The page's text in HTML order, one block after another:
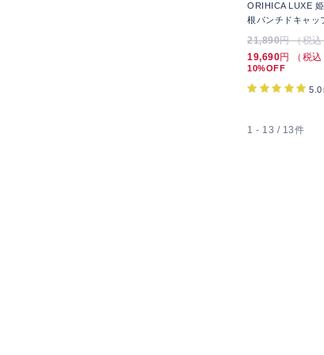
ORIHICA LUXE
根パンチドキャッ
21,890円 （税込
19,690円 （税込
10%OFF
5.0
1 - 13 / 13件